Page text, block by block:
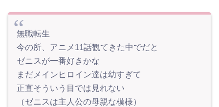
無職転生
今の所、アニメ11話観てきた中でだと
ゼニスが一番好きかな
まだメインヒロイン達は幼すぎて
正直そういう目では見れない
（ゼニスは主人公の母親な模様）